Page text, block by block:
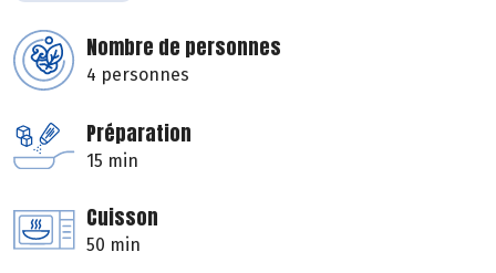
Nombre de personnes
4 personnes
Préparation
15 min
Cuisson
50 min